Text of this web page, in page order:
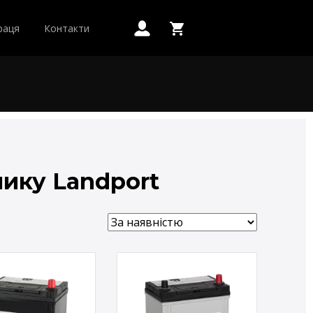
Контакти
Landport